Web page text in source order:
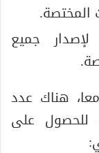
المختصة.
جميع
هناك عدد
للحصول على